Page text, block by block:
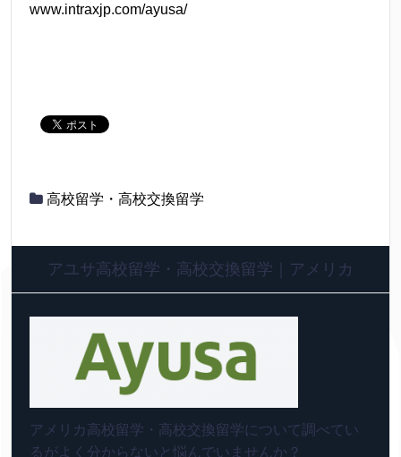
www.intraxjp.com/ayusa/
高校留学・高校交換留学
アユサ高校留学・高校交換留学｜アメリカ
アメリカ高校留学・高校交換留学について調べてい
るがよく分からないと悩んでいませんか？